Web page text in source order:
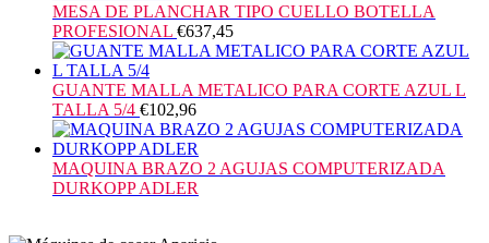
MESA DE PLANCHAR TIPO CUELLO BOTELLA
PROFESIONAL €637,45
GUANTE MALLA METALICO PARA CORTE AZUL L
TALLA 5/4 €102,96
MAQUINA BRAZO 2 AGUJAS COMPUTERIZADA
DURKOPP ADLER